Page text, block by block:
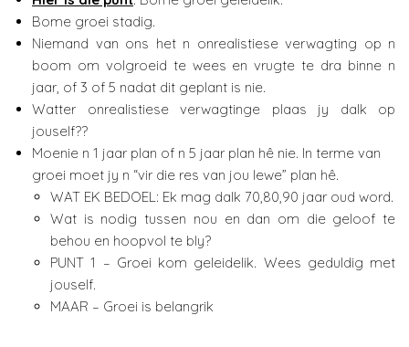
Bome groei stadig.
Niemand van ons het n onrealistiese verwagting op n
boom om volgroeid te wees en vrugte te dra binne n
jaar, of 3 of 5 nadat dit geplant is nie.
Watter onrealistiese verwagtinge plaas jy dalk op
jouself??
Moenie n 1 jaar plan of n 5 jaar plan hê nie. In terme van
groei moet jy n “vir die res van jou lewe” plan hê.
WAT EK BEDOEL: Ek mag dalk 70,80,90 jaar oud word.
Wat is nodig tussen nou en dan om die geloof te
behou en hoopvol te bly?
PUNT 1 – Groei kom geleidelik. Wees geduldig met
jouself.
MAAR – Groei is belangrik